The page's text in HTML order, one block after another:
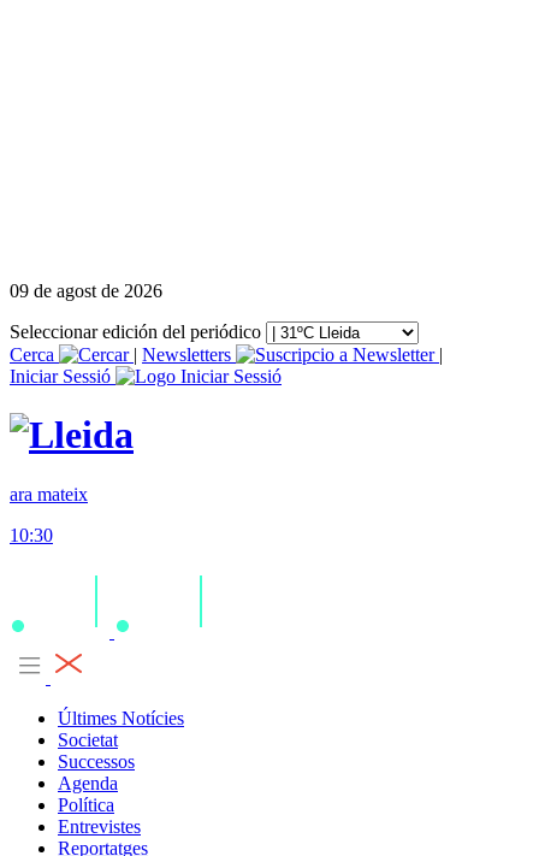
09 de agost de 2026
Seleccionar edición del periódico
Cerca
| Newsletters
|
Iniciar Sessió
ara mateix
10:30
Últimes Notícies
Societat
Successos
Agenda
Política
Entrevistes
Reportatges